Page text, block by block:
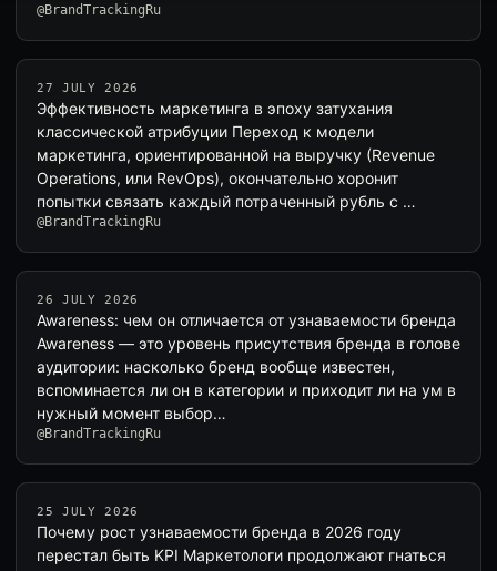
@BrandTrackingRu
27 JULY 2026
Эффективность маркетинга в эпоху затухания
классической атрибуции Переход к модели
маркетинга, ориентированной на выручку (Revenue
Operations, или RevOps), окончательно хоронит
попытки связать каждый потраченный рубль с …
@BrandTrackingRu
26 JULY 2026
Awareness: чем он отличается от узнаваемости бренда
Awareness — это уровень присутствия бренда в голове
аудитории: насколько бренд вообще известен,
вспоминается ли он в категории и приходит ли на ум в
нужный момент выбор…
@BrandTrackingRu
25 JULY 2026
Почему рост узнаваемости бренда в 2026 году
перестал быть KPI Маркетологи продолжают гнаться